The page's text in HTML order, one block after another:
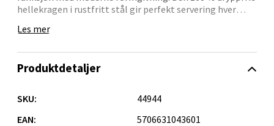
hellekragen i rustfritt stål gir perfekt servering hver
kannen enkel å fylle, og skrulokket holder tett selv når
stålfilteret til Eva Solo pour-over kaffetrakter, slik at du
kan byttes ut ved behov og selges separat (art.nr. 51506).
Les mer
Produktdetaljer
SKU:
44944
EAN:
5706631043601
Velg
Lillehammer - Strandtorget
Strandtorget, 2609 Lillehammer